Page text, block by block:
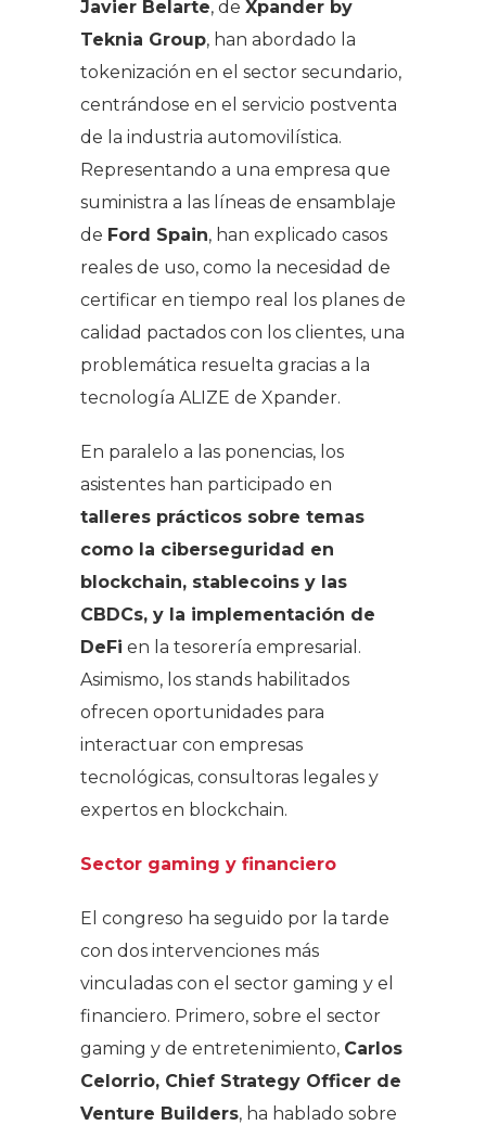
Javier Belarte, de Xpander by
Teknia Group, han abordado la
tokenización en el sector secundario,
centrándose en el servicio postventa
de la industria automovilística.
Representando a una empresa que
suministra a las líneas de ensamblaje
de Ford Spain, han explicado casos
reales de uso, como la necesidad de
certificar en tiempo real los planes de
calidad pactados con los clientes, una
problemática resuelta gracias a la
tecnología ALIZE de Xpander.
En paralelo a las ponencias, los
asistentes han participado en
talleres prácticos sobre temas
como la ciberseguridad en
blockchain, stablecoins y las
CBDCs, y la implementación de
DeFi en la tesorería empresarial.
Asimismo, los stands habilitados
ofrecen oportunidades para
interactuar con empresas
tecnológicas, consultoras legales y
expertos en blockchain.
Sector gaming y financiero
El congreso ha seguido por la tarde
con dos intervenciones más
vinculadas con el sector gaming y el
financiero. Primero, sobre el sector
gaming y de entretenimiento, Carlos
Celorrio, Chief Strategy Officer de
Venture Builders, ha hablado sobre